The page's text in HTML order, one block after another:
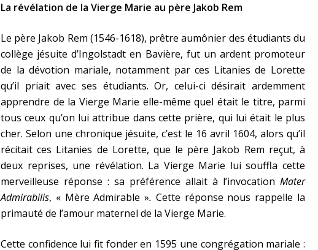
La révélation de la Vierge Marie au père Jakob Rem
Le père Jakob Rem (1546-1618), prêtre aumônier des étudiants du
collège jésuite d’Ingolstadt en Bavière, fut un ardent promoteur
de la dévotion mariale, notamment par ces Litanies de Lorette
qu’il priait avec ses étudiants. Or, celui-ci désirait ardemment
apprendre de la Vierge Marie elle-même quel était le titre, parmi
tous ceux qu’on lui attribue dans cette prière, qui lui était le plus
cher. Selon une chronique jésuite, c’est le 16 avril 1604, alors qu’il
récitait ces Litanies de Lorette, que le père Jakob Rem reçut, à
deux reprises, une révélation. La Vierge Marie lui souffla cette
merveilleuse réponse : sa préférence allait à l’invocation Mater
Admirabilis, « Mère Admirable ». Cette réponse nous rappelle la
primauté de l’amour maternel de la Vierge Marie.
Cette confidence lui fit fonder en 1595 une congrégation mariale :